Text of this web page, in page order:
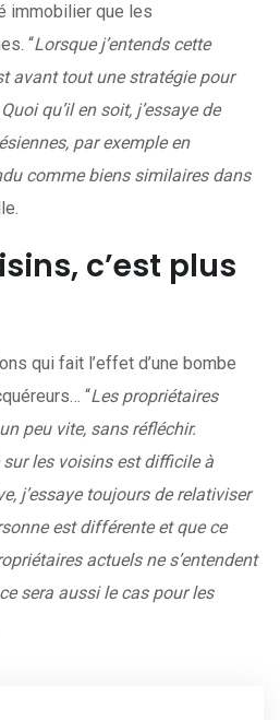
immobilier que les
“Lorsque j’entends cette
avant tout une stratégie pour
qu’il en soit, j’essaye de
par exemple en
comme biens similaires dans
c’est plus
qui fait l’effet d’une bombe
“Les propriétaires
peu vite, sans réfléchir.
les voisins est difficile à
j’essaye toujours de relativiser
est différente et que ce
actuels ne s’entendent
sera aussi le cas pour les